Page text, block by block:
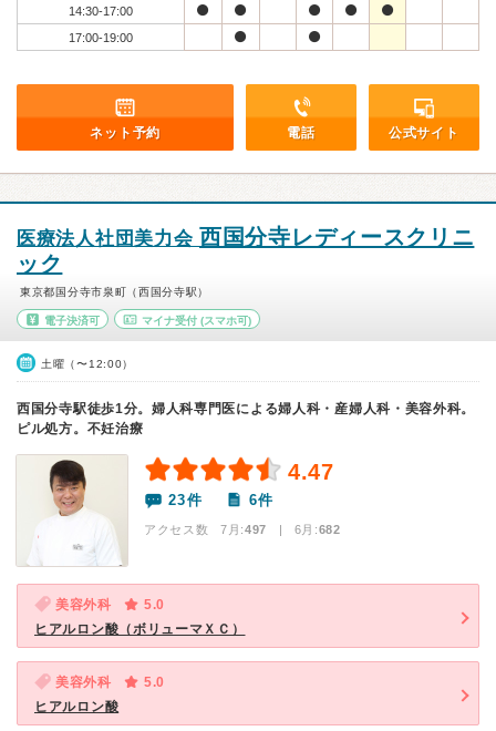
14:30-17:00
17:00-19:00
ネット予約 電話 公式サイト
医療法人社団美力会 西国分寺レディースクリニ
ック
東京都国分寺市泉町（西国分寺駅）
電子決済可 マイナ受付(スマホ可)
土曜（〜12:00）
西国分寺駅徒歩1分。婦人科専門医による婦人科・産婦人科・美容外科。
ピル処方。不妊治療
4.47
23件 6件
アクセス数 7月:497 | 6月:682
美容外科
5.0
ヒアルロン酸（ボリューマＸＣ）
美容外科
5.0
ヒアルロン酸